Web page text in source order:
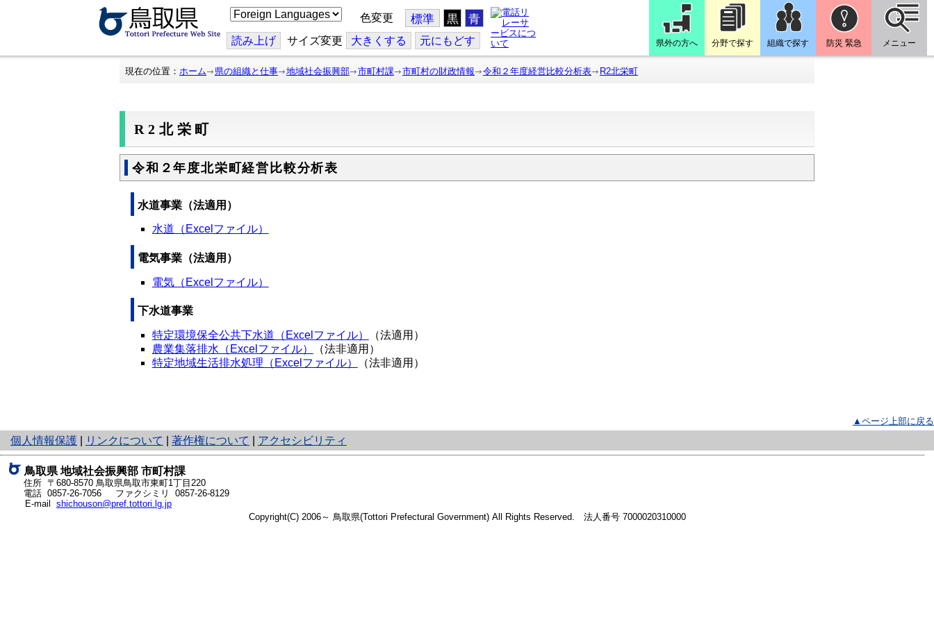
こ
の
ジ
を
翻
色変更 標準 黒 青
読み上げ サイズ変更 大きくする 元にもどす 県外の方へ 分野で探す 組織で探す 防災 緊急 メニュー
現在の位置： ホーム 県の組織と仕事 地域社会振興部 市町村課 市町村の財政情報 令和２年度経営比較分析表 R2北栄町
R2北栄町
令和２年度北栄町経営比較分析表
水道事業（法適用）
水道（Excelファイル）
電気事業（法適用）
電気（Excelファイル）
下水道事業
特定環境保全公共下水道（Excelファイル）
（法適用）
農業集落排水（Excelファイル）
（法非適用）
特定地域生活排水処理（Excelファイル）
（法非適用）
▲ページ上部に戻る
個人情報保護
と
り
ネ
ッ
ト
へ
リンクについて 著作権について アクセシビリティ
鳥取県 地域社会振興部 市町村課
住所 〒680-8570 鳥取県鳥取市東町1丁目220
電話 0857-26-7056
ファクシミリ 0857-26-8129
E-mail shichouson@pref.tottori.lg.jp
Copyright(C) 2006～ 鳥取県(Tottori Prefectural Government) All Rights Reserved. 法人番号 7000020310000